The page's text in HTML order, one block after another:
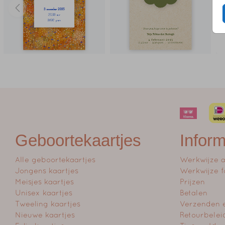
Geboortekaartjes
Alle geboortekaartjes
Jongens kaartjes
Meisjes kaartjes
Unisex kaartjes
Tweeling kaartjes
Nieuwe kaartjes
Werkwijze
Werkwijze
Prijzen
Betalen
Verzenden